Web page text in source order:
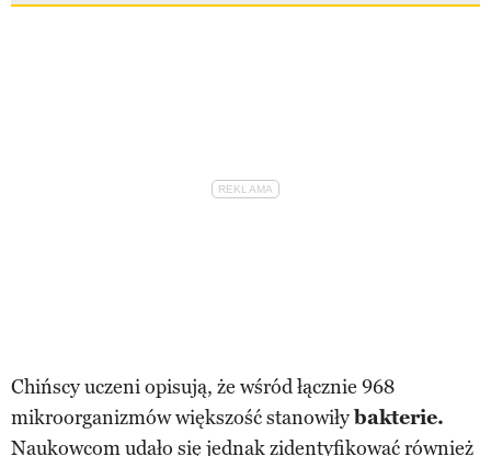
Chińscy uczeni opisują, że wśród łącznie 968
mikroorganizmów większość stanowiłybakterie.
Naukowcom udało się jednak zidentyfikować również